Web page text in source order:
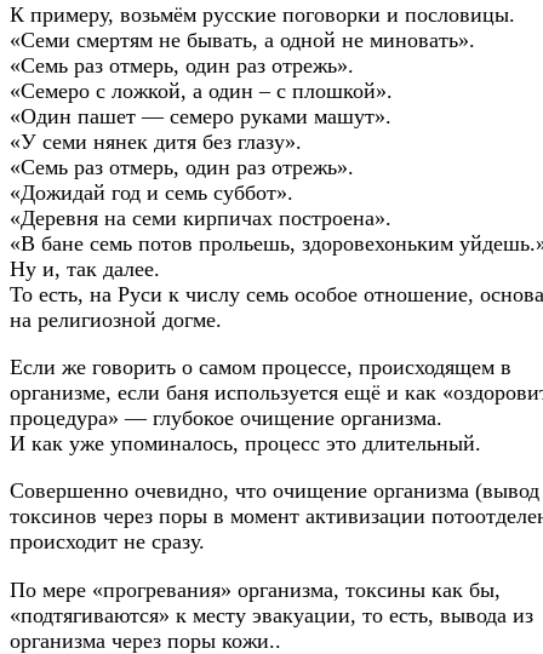
К примеру, возьмём русские поговорки и пословицы.
«Семи смертям не бывать, а одной не миновать».
«Семь раз отмерь, один раз отрежь».
«Семеро с ложкой, а один – с плошкой».
«Один пашет — семеро руками машут».
«У семи нянек дитя без глазу».
«Семь раз отмерь, один раз отрежь».
«Дожидай год и семь суббот».
«Деревня на семи кирпичах построена».
«В бане семь потов прольешь, здоровехоньким
Ну и, так далее.
То есть, на Руси к числу семь особое отношение,
на религиозной догме.
Если же говорить о самом процессе, происходящем в
организме, если баня используется ещё и как
процедура» — глубокое очищение организма.
И как уже упоминалось, процесс это длительный.
Совершенно очевидно, что очищение организма (вывод
токсинов через поры в момент активизации
происходит не сразу.
По мере «прогревания» организма, токсины как бы,
«подтягиваются» к месту эвакуации, то есть, вывода из
организма через поры кожи..